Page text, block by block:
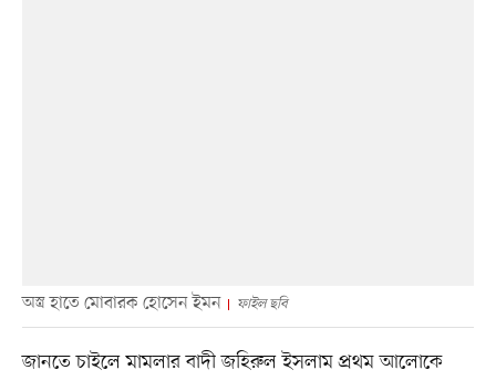
অস্ত্র হাতে মোবারক হোসেন ইমন ফাইল ছবি
জানতে চাইলে মামলার বাদী জহিরুল ইসলাম প্রথম আলোকে